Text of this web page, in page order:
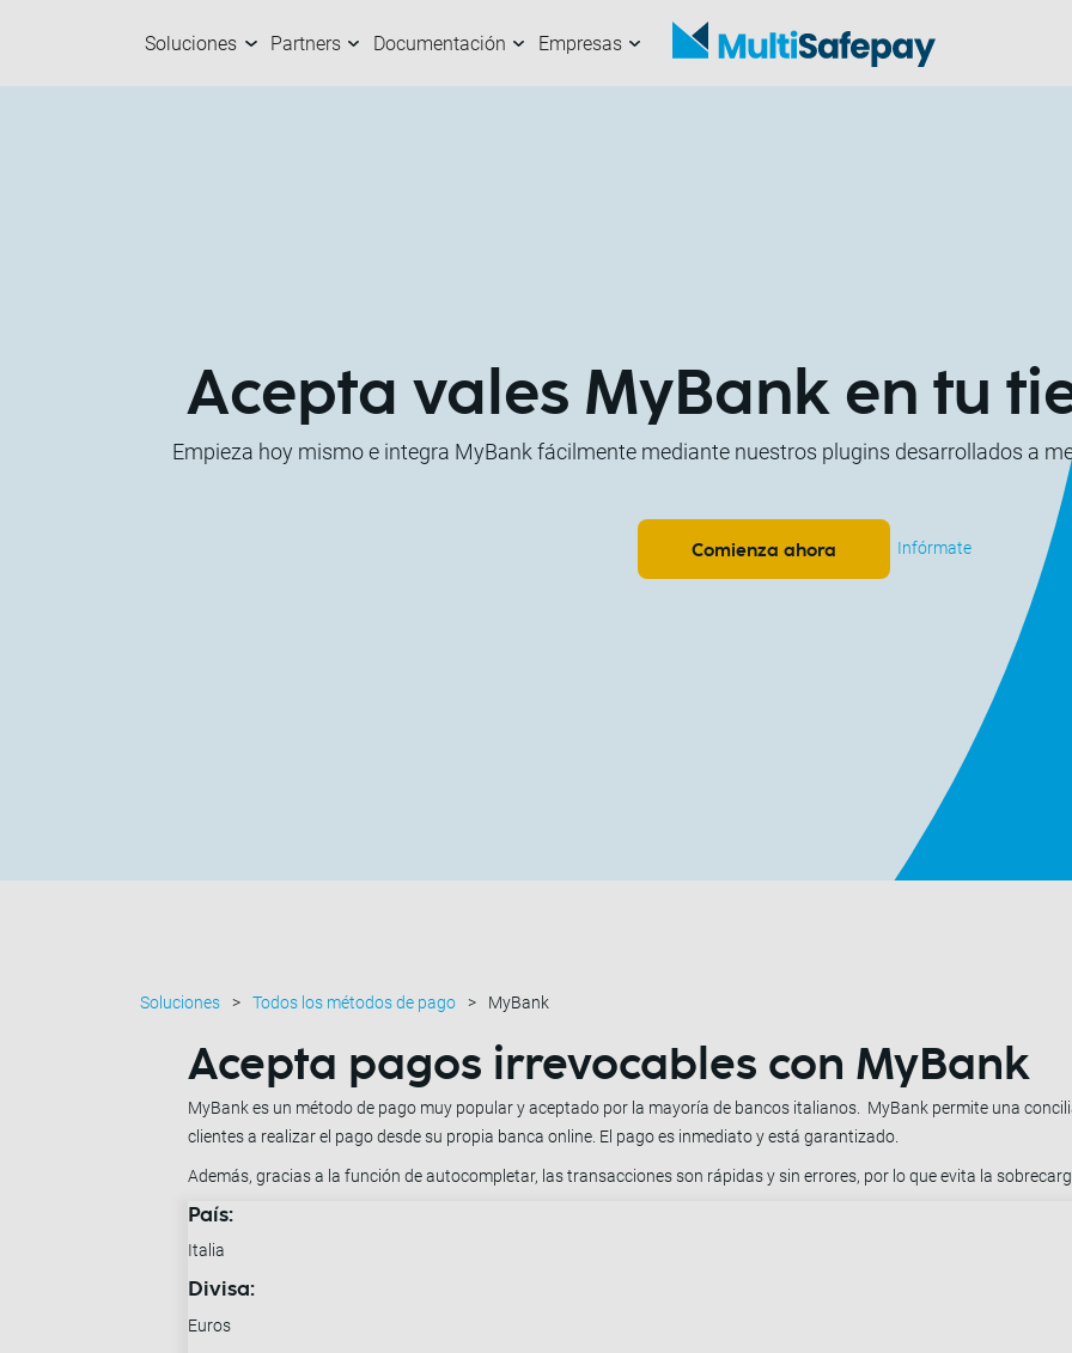
Soluciones Partners Documentación Empresas
Acepta vales MyBank en tu
Empieza hoy mismo e integra MyBank fácilmente mediante nuestros plugins desarrollados a
Comienza ahora Infórmate
Soluciones Todos los métodos de pago MyBank
Acepta pagos irrevocables con MyBank
MyBank es un método de pago muy popular y aceptado por la mayoría de bancos italianos. MyBank permite una
clientes a realizar el pago desde su propia banca online. El pago es inmediato y está garantizado.
Además, gracias a la función de autocompletar, las transacciones son rápidas y sin errores, por lo que evita la
País:
Italia
Divisa:
Euros